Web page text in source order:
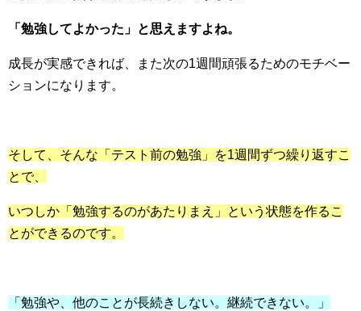
「勉強してよかった」と思えますよね。
成長が実感できれば、また次の1週間頑張るためのモチベー
ションになります。
そして、そんな「テスト前の勉強」を1週間ずつ繰り返すこ
とで、
いつしか「勉強するのがあたりまえ」という状態を作るこ
とができるのです。
「勉強や、他のことが長続きしない。継続できない。」